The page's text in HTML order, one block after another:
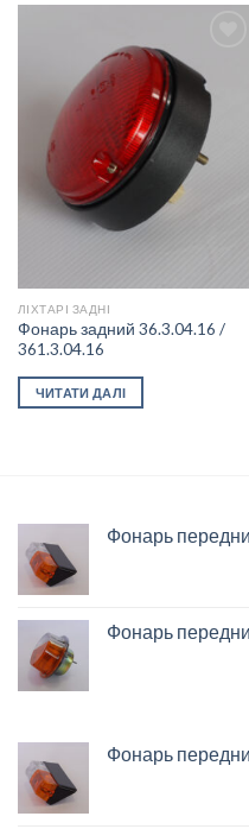
Add to
wishlist
ЛІХТАРІ ЗАДНІ
Фонарь задний 36.3.04.16 /
361.3.04.16
ЧИТАТИ ДАЛІ
Фонарь
Фонарь
Фонарь